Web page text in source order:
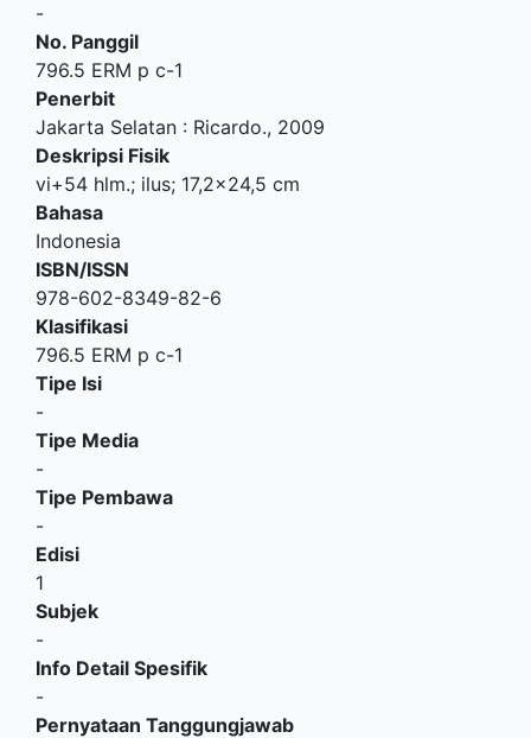
-
No. Panggil
796.5 ERM p c-1
Penerbit
Jakarta Selatan : Ricardo., 2009
Deskripsi Fisik
vi+54 hlm.; ilus; 17,2x24,5 cm
Bahasa
Indonesia
ISBN/ISSN
978-602-8349-82-6
Klasifikasi
796.5 ERM p c-1
Tipe Isi
-
Tipe Media
-
Tipe Pembawa
-
Edisi
1
Subjek
-
Info Detail Spesifik
-
Pernyataan Tanggungjawab